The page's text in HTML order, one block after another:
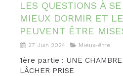
LES QUESTIONS À
MIEUX DORMIR ET
PEUVENT ÊTRE
27 Juin 2024 Mieux-être
1ère partie : UNE CHAMBRE
LÂCHER PRISE